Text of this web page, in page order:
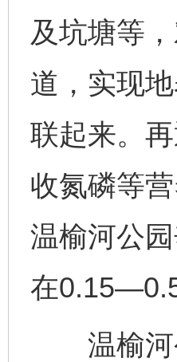
及坑塘等
道，实现
联起来。
收氮磷等
温榆河公
在
温榆河